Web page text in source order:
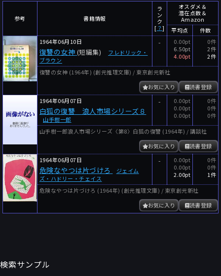
件
読者数
人
年代
年代と月の範囲
先月以降 今月以降
年
年
月
細かく検索
絞り込みリセット
参考 書籍情報
ラ
ン
ク
[ ？]
オスダメ＆
潜在点数＆
Amazon
平均点
件数
1964年06月10日
復讐の女神 (短編集)
フレドリック・
ブラウン
-
0.00pt
6.50pt
4.00pt
0件
2件
2件
復讐の女神 (1964年) (創元推理文庫) / 東京創元新社
読書登録
お気に入り
1964年06月07日
白狐の復讐 浪人市場シリーズ８
山手樹一郎
-
0.00pt
0.00pt
0.00pt
0件
0件
0件
山手樹一郎浪人市場シリーズ〈第8〉白狐の復讐 (1964年) / 講談社
読書登録
お気に入り
1964年06月07日
危険なやつは片づけろ
ジェイム
ズ・ハドリー・チェイス
-
0.00pt
0.00pt
2.00pt
0件
0件
1件
危険なやつは片づけろ (1964年) (創元推理文庫) / 東京創元新社
読書登録
お気に入り
検索サンプル